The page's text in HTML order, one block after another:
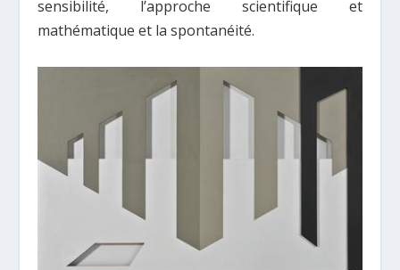
sensibilité, l’approche scientifique et
mathématique et la spontanéité.